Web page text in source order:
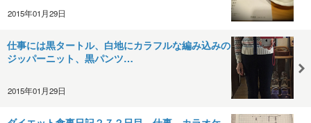
2015年01月29日
仕事には黒タートル、白地にカラフルな編み込みの
ジッパーニット、黒パンツ…
2015年01月29日